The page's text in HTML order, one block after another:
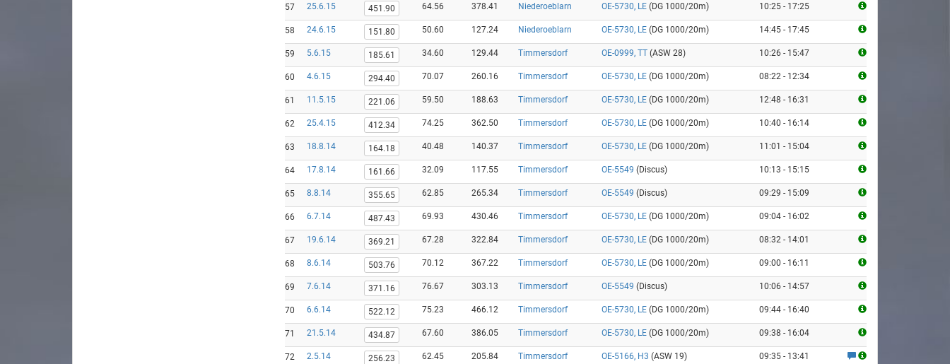
57 25.6.15 451.90 64.56 378.41 Niederoeblarn OE-5730, LE(DG 1000/20m) 10:25 - 17:25
58 24.6.15 151.80 50.60 127.24 Niederoeblarn OE-5730, LE(DG 1000/20m) 14:45 - 17:45
59 5.6.15 185.61 34.60 129.44 Timmersdorf OE-0999, TT(ASW 28) 10:26 - 15:47
60 4.6.15 294.40 70.07 260.16 Timmersdorf OE-5730, LE(DG 1000/20m) 08:22 - 12:34
61 11.5.15 221.06 59.50 188.63 Timmersdorf OE-5730, LE(DG 1000/20m) 12:48 - 16:31
62 25.4.15 412.34 74.25 362.50 Timmersdorf OE-5730, LE(DG 1000/20m) 10:40 - 16:14
63 18.8.14 164.18 40.48 140.37 Timmersdorf OE-5730, LE(DG 1000/20m) 11:01 - 15:04
64 17.8.14 161.66 32.09 117.55 Timmersdorf OE-5549 (Discus) 10:13 - 15:15
65 8.8.14 355.65 62.85 265.34 Timmersdorf OE-5549 (Discus) 09:29 - 15:09
66 6.7.14 487.43 69.93 430.46 Timmersdorf OE-5730, LE(DG 1000/20m) 09:04 - 16:02
67 19.6.14 369.21 67.28 322.84 Timmersdorf OE-5730, LE(DG 1000/20m) 08:32 - 14:01
68 8.6.14 503.76 70.12 367.22 Timmersdorf OE-5730, LE(DG 1000/20m) 09:00 - 16:11
69 7.6.14 371.16 76.67 303.13 Timmersdorf OE-5549 (Discus) 10:06 - 14:57
70 6.6.14 522.12 75.23 466.12 Timmersdorf OE-5730, LE(DG 1000/20m) 09:44 - 16:40
71 21.5.14 434.87 67.60 386.05 Timmersdorf OE-5730, LE(DG 1000/20m) 09:38 - 16:04
72 2.5.14 256.23 62.45 205.84 Timmersdorf OE-5166, H3 (ASW 19) 09:35 - 13:41